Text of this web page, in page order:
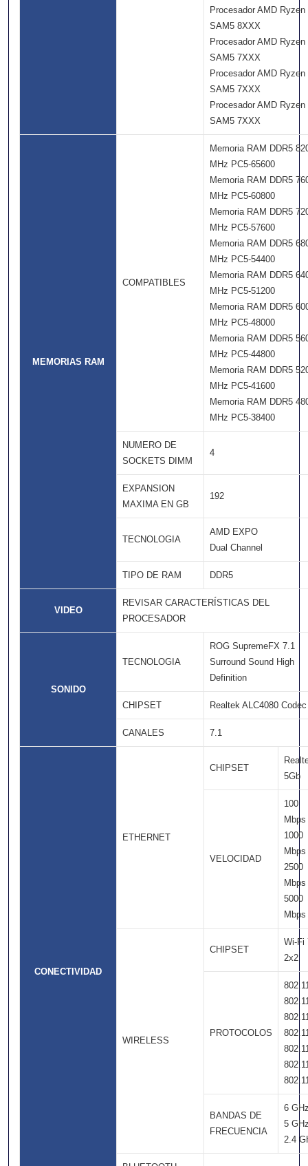
Procesador AMD Ryzen
SAM5 8XXX
Procesador AMD Ryzen
SAM5 7XXX
Procesador AMD Ryzen
SAM5 7XXX
Procesador AMD Ryzen
SAM5 7XXX
MEMORIAS RAM
COMPATIBLES
Memoria RAM DDR5
MHz PC5-65600
Memoria RAM DDR5
MHz PC5-60800
Memoria RAM DDR5
MHz PC5-57600
Memoria RAM DDR5
MHz PC5-54400
Memoria RAM DDR5
MHz PC5-51200
Memoria RAM DDR5
MHz PC5-48000
Memoria RAM DDR5
MHz PC5-44800
Memoria RAM DDR5
MHz PC5-41600
Memoria RAM DDR5
MHz PC5-38400
NUMERO DE
SOCKETS DIMM
4
EXPANSION
MAXIMA EN GB
192
TECNOLOGIA
AMD EXPO
Dual Channel
TIPO DE RAM DDR5
VIDEO
REVISAR CARACTERÍSTICAS DEL
PROCESADOR
SONIDO
TECNOLOGIA
ROG SupremeFX 7.1
Surround Sound High
Definition
CHIPSET Realtek ALC4080 Codec
CANALES 7.1
CONECTIVIDAD
ETHERNET
CHIPSET
5Gb
VELOCIDAD
100
Mbps
1000
Mbps
2500
Mbps
5000
Mbps
WIRELESS
CHIPSET
Wi-Fi
2x2
PROTOCOLOS
BANDAS DE
FRECUENCIA
6
5
2.4